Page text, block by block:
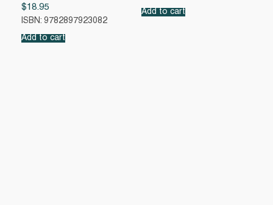
$18.95
ISBN: 9782897923082
Add to cart
Add to cart